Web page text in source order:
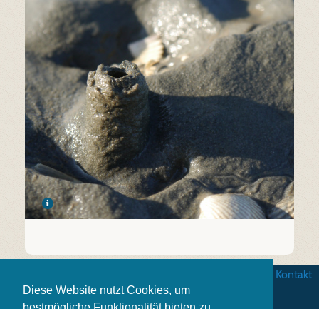
Diese Website nutzt Cookies, um
Kontakt